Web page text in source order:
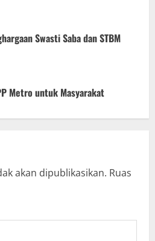
Swasti Saba dan STBM
Metro untuk Masyarakat
akan dipublikasikan. Ruas